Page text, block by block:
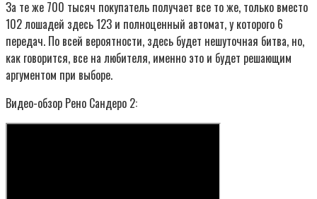
За те же 700 тысяч покупатель получает все то же, только вместо
102 лошадей здесь 123 и полноценный автомат, у которого 6
передач. По всей вероятности, здесь будет нешуточная битва, но,
как говорится, все на любителя, именно это и будет решающим
аргументом при выборе.
Видео-обзор Рено Сандеро 2: